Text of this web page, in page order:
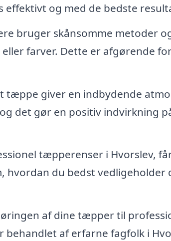
og med de bedste
bruger skånsomme metoder
farver. Dette er afgørende
tæppe giver en indbydende
det gør en positiv indvirkning
tæpperenser i Hvorslev,
hvordan du bedst vedligeholder
af dine tæpper til
af erfarne fagfolk i